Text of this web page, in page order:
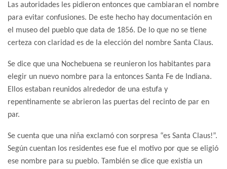
Las autoridades les pidieron entonces que cambiaran el nombre
para evitar confusiones. De este hecho hay documentación en
el museo del pueblo que data de 1856. De lo que no se tiene
certeza con claridad es de la elección del nombre Santa Claus.
Se dice que una Nochebuena se reunieron los habitantes para
elegir un nuevo nombre para la entonces Santa Fe de Indiana.
Ellos estaban reunidos alrededor de una estufa y
repentinamente se abrieron las puertas del recinto de par en
par.
Se cuenta que una niña exclamó con sorpresa “es Santa Claus!”.
Según cuentan los residentes ese fue el motivo por que se eligió
ese nombre para su pueblo. También se dice que existía un